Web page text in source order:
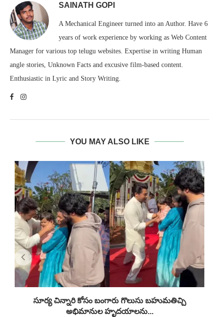
SAINATH GOPI
A Mechanical Engineer turned into an Author. Have 6
years of work experience by working as Web Content
Manager for various top telugu websites. Expertise in writing Human
angle stories, Unknown Facts and excusive film-based content.
Enthusiastic in Lyric and Story Writing.
YOU MAY ALSO LIKE
సూర్య చిన్నారి కోసం బంగారు గొలుసు బహుమతిచ్చి
అభిమానుల హృదయాలను...